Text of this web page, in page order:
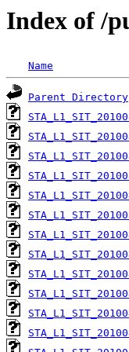
Index of /
Name
Parent Directory